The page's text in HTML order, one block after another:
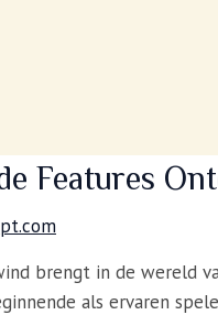
Features
brengt in de wereld
als ervaren